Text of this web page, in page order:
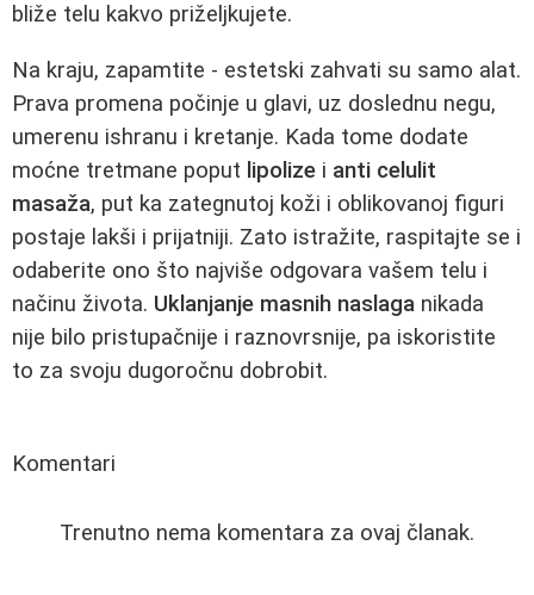
bliže telu kakvo priželjkujete.
Na kraju, zapamtite - estetski zahvati su samo alat.
Prava promena počinje u glavi, uz doslednu negu,
umerenu ishranu i kretanje. Kada tome dodate
moćne tretmane poput lipolize i anti celulit
masaža, put ka zategnutoj koži i oblikovanoj figuri
postaje lakši i prijatniji. Zato istražite, raspitajte se i
odaberite ono što najviše odgovara vašem telu i
načinu života. Uklanjanje masnih naslaga nikada
nije bilo pristupačnije i raznovrsnije, pa iskoristite
to za svoju dugoročnu dobrobit.
Komentari
Trenutno nema komentara za ovaj članak.